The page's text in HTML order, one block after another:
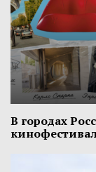
В городах